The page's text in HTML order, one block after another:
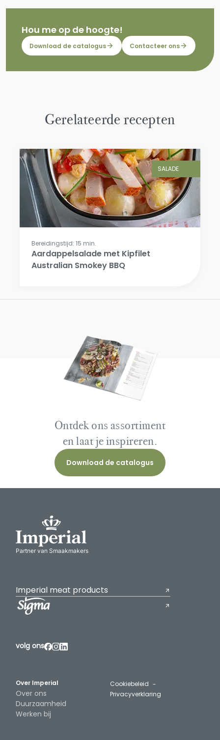
Hou me op de hoogte!
Download de catalogus Contacteer ons
Gerelateerde recepten
SALADE
Bereidingstijd: 15 min.
Aardappelsalade met Kipfilet
Australian Smokey BBQ
Ontdek ons assortiment
en laat je inspireren.
Download de catalogus
Partner van Smaakmakers
Imperial meat products
Over Imperial
Over ons
Duurzaamheid
Werken bij
volg ons
Cookiebeleid
Privacyverklaring